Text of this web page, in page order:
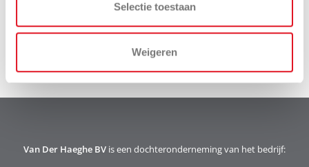
Selectie toestaan
Weigeren
Van Der Haeghe BVis een dochteronderneming van het bedrijf: